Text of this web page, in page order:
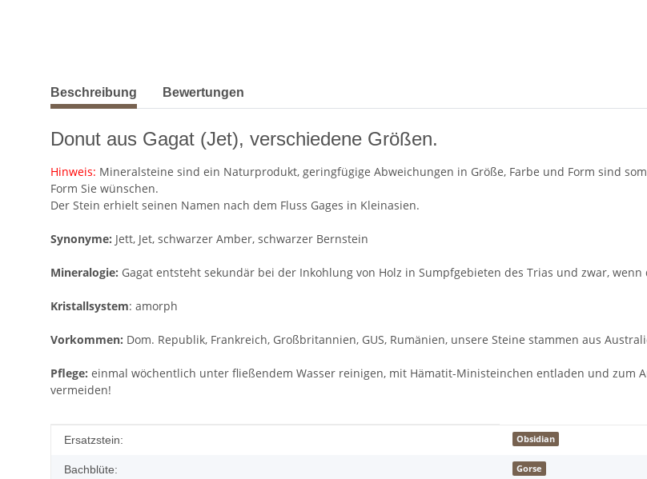
weitere Registerkarten anzeigen
Beschreibung Bewertungen
Donut aus Gagat (Jet), verschiedene Größen.
Hinweis: Mineralsteine sind ein Naturprodukt, geringfügige Abweichungen in Größe, Farbe und Form sind
Form Sie wünschen.
Der Stein erhielt seinen Namen nach dem Fluss Gages in Kleinasien.
Synonyme: Jett, Jet, schwarzer Amber, schwarzer Bernstein
Mineralogie: Gagat entsteht sekundär bei der Inkohlung von Holz in Sumpfgebieten des Trias und zwar,
Kristallsystem: amorph
Vorkommen: Dom. Republik, Frankreich, Großbritannien, GUS, Rumänien, unsere Steine stammen aus
Pflege: einmal wöchentlich unter fließendem Wasser reinigen, mit Hämatit-Ministeinchen entladen und zum
vermeiden!
Produkteigenschaft
Wert
Ersatzstein: Obsidian
Bachblüte: Gorse